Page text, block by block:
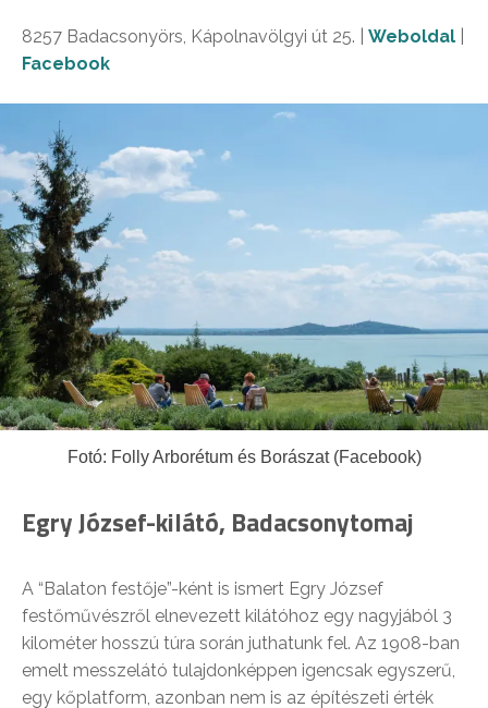
8257 Badacsonyörs, Kápolnavölgyi út 25. | Weboldal
Facebook
Fotó: Folly Arborétum és Borászat (Facebook)
Egry József-kilátó, Badacsonytomaj
A “Balaton festője”-ként is ismert Egry József
festőművészről elnevezett kilátóhoz egy nagyjából 3
kilométer hosszú túra során juthatunk fel. Az 1908-ban
emelt messzelátó tulajdonképpen igencsak egyszerű,
egy kőplatform, azonban nem is az építészeti érték